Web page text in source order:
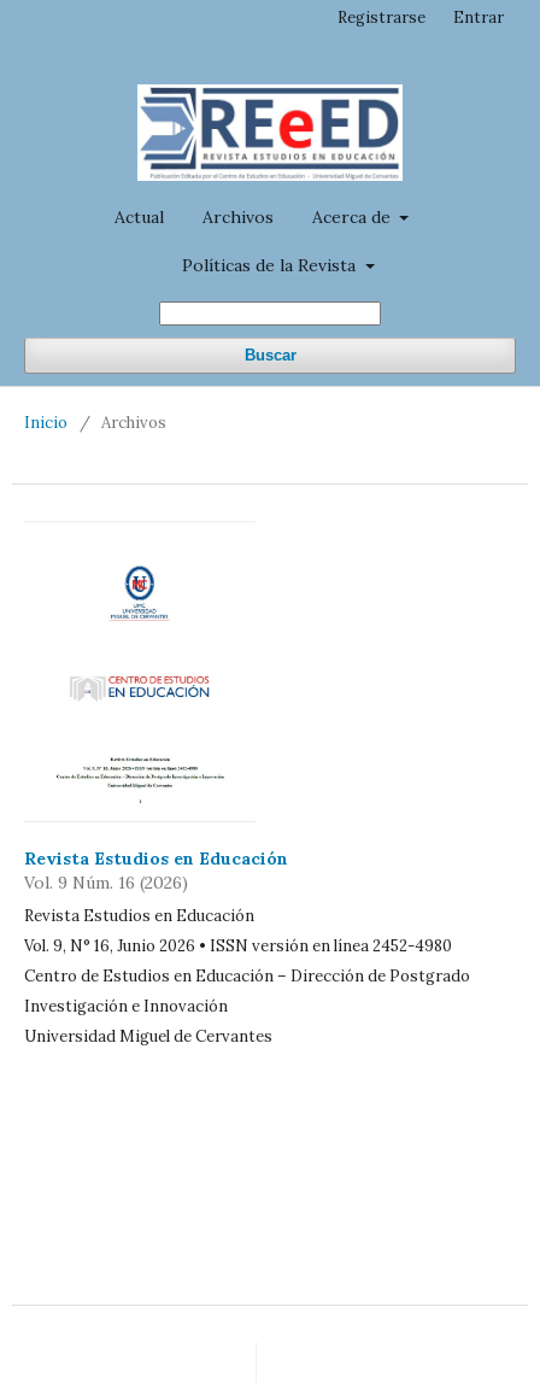
Actual Archivos Acerca de
Políticas de la Revista
Buscar
Registrarse Entrar
Inicio / Archivos
Revista Estudios en Educación
Vol. 9 Núm. 16 (2026)
Revista Estudios en Educación
Vol. 9, N° 16, Junio 2026 • ISSN versión en línea 2452-4980
Centro de Estudios en Educación – Dirección de Postgrado
Investigación e Innovación
Universidad Miguel de Cervantes